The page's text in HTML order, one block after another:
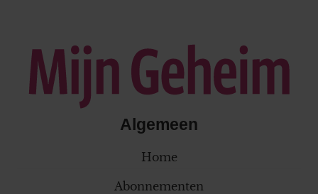
Algemeen
Home
Abonnementen